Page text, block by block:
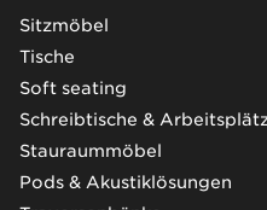
Sitzmöbel
Tische
Soft seating
Schreibtische &
Stauraummöbel
Pods & Akustiklösungen